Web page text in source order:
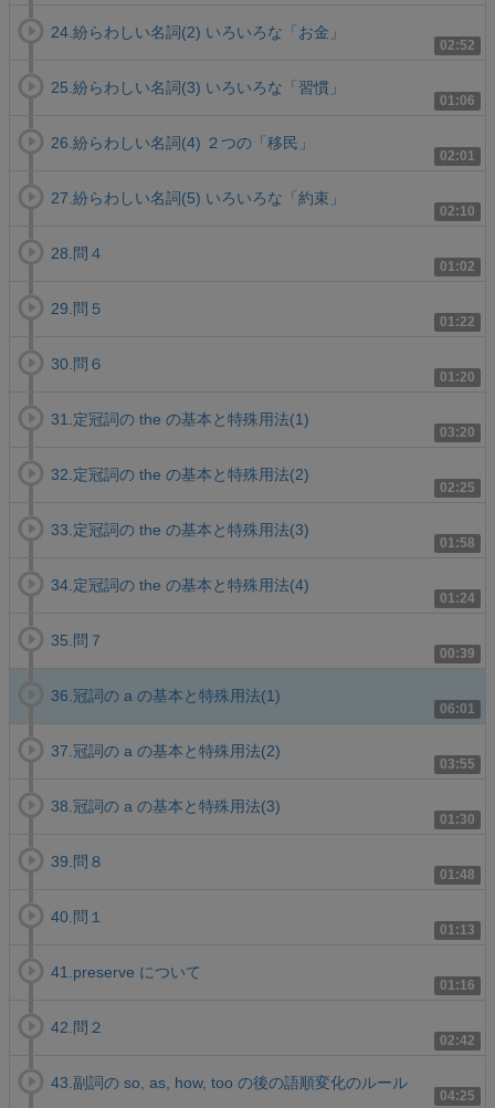
02:52
24.紛らわしい名詞(2) いろいろな「お金」
01:06
25.紛らわしい名詞(3) いろいろな「習慣」
02:01
26.紛らわしい名詞(4) ２つの「移民」
02:10
27.紛らわしい名詞(5) いろいろな「約束」
01:02
28.問４
01:22
29.問５
01:20
30.問６
03:20
31.定冠詞の the の基本と特殊用法(1)
02:25
32.定冠詞の the の基本と特殊用法(2)
01:58
33.定冠詞の the の基本と特殊用法(3)
01:24
34.定冠詞の the の基本と特殊用法(4)
00:39
35.問７
06:01
36.冠詞の a の基本と特殊用法(1)
03:55
37.冠詞の a の基本と特殊用法(2)
01:30
38.冠詞の a の基本と特殊用法(3)
01:48
39.問８
01:13
40.問１
01:16
41.preserve について
02:42
42.問２
04:25
43.副詞の so, as, how, too の後の語順変化のルール